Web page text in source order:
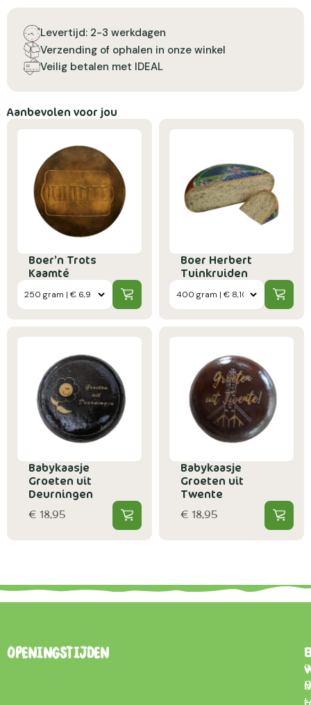
Levertijd: 2-3 werkdagen
Verzending of ophalen in onze winkel
Veilig betalen met IDEAL
Aanbevolen voor jou
Boer’n Trots
Kaamté
Boer Herbert
Tuinkruiden
Babykaasje
Groeten uit
Deurningen
€ 18,95
Babykaasje
Groeten uit
Twente
€ 18,95
Openingstijden
7
–